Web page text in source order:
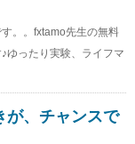
。。fxtamo先生の無料
ゆったり実験、ライフマ
が、チャンスで